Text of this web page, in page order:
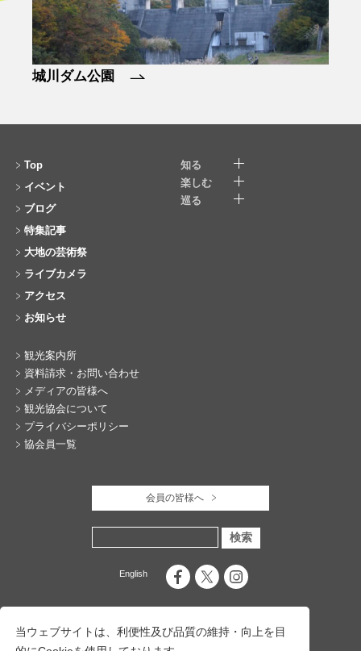
当ウェブサイトは、利便性及び品質の維持・向上を目
城川ダム公園
Top
イベント
ブログ
特集記事
大地の芸術祭
ライブカメラ
アクセス
お知らせ
知る
楽しむ
巡る
観光案内所
資料請求・お問い合わせ
メディアの皆様へ
観光協会について
プライバシーポリシー
協会員一覧
会員の皆様へ
English